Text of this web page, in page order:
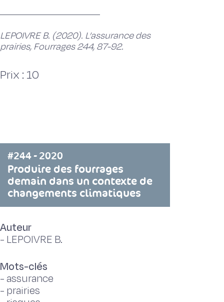
LEPOIVRE B. (2020). L’assurance des
prairies, Fourrages 244, 87-92.
Prix : 10
#244 - 2020
Produire des fourrages
demain dans un contexte de
changements climatiques
Auteur
- LEPOIVRE B.
Mots-clés
- assurance
- prairies